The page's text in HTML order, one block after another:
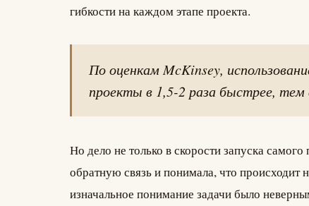
гибкости на каждом этапе проекта.
По оценкам McKinsey,
проекты в 1,5-2 раза быстрее,
Но дело не только в скорости запуска
обратную связь и понимала, что
изначальное понимание задачи было